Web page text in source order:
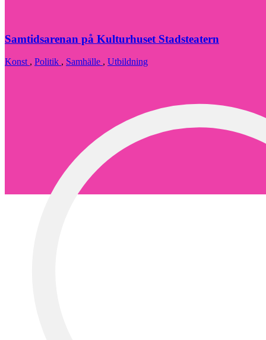
Samtidsarenan på Kulturhuset Stadsteatern
Konst , Politik , Samhälle , Utbildning